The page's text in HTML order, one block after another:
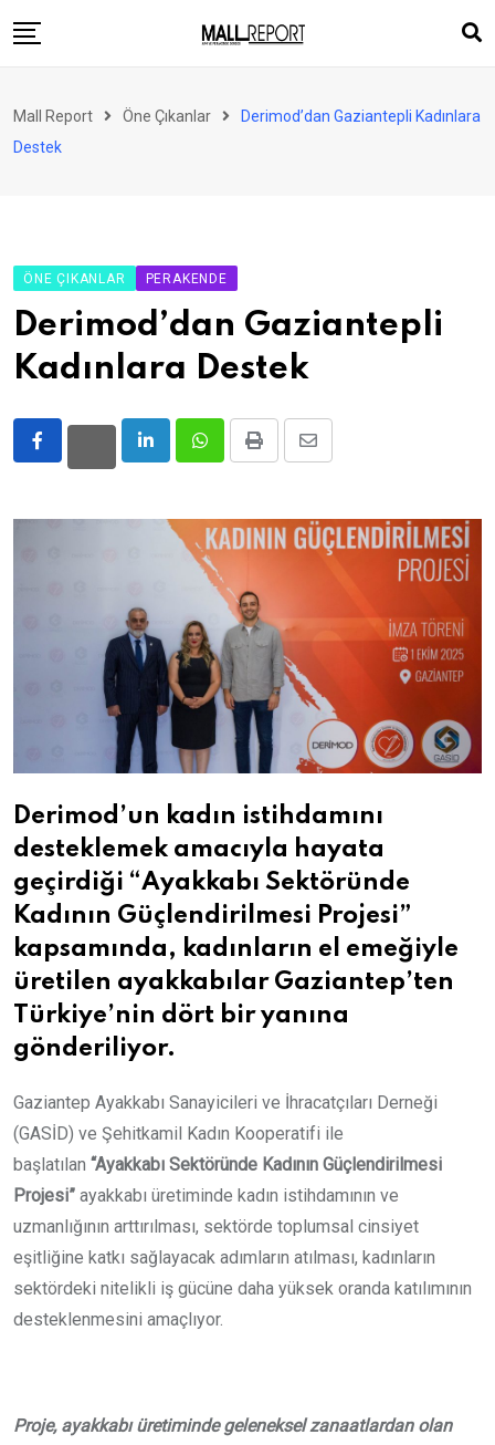
to
Perakende
Ürün ve Hizmet
Enerji
Haber
Gündem
Atamalar
Mall Report Öne Çıkanlar
Derimod’dan Gaziantepli Kadınlara
Destek
ÖNE ÇIKANLAR PERAKENDE
Derimod’dan Gaziantepli
Kadınlara Destek
LinkedInWhatsappPrint
Share
Email
Derimod’un kadın istihdamını
desteklemek amacıyla hayata
geçirdiği “Ayakkabı Sektöründe
Kadının Güçlendirilmesi Projesi”
kapsamında, kadınların el emeğiyle
üretilen ayakkabılar Gaziantep’ten
Türkiye’nin dört bir yanına
gönderiliyor.
Gaziantep Ayakkabı Sanayicileri ve İhracatçıları Derneği
(GASİD) ve Şehitkamil Kadın Kooperatifi ile
başlatılan “Ayakkabı Sektöründe Kadının Güçlendirilmesi
Projesi” ayakkabı üretiminde kadın istihdamının ve
uzmanlığının arttırılması, sektörde toplumsal cinsiyet
eşitliğine katkı sağlayacak adımların atılması, kadınların
sektördeki nitelikli iş gücüne daha yüksek oranda katılımının
desteklenmesini amaçlıyor.
Proje, ayakkabı üretiminde geleneksel zanaatlardan olan